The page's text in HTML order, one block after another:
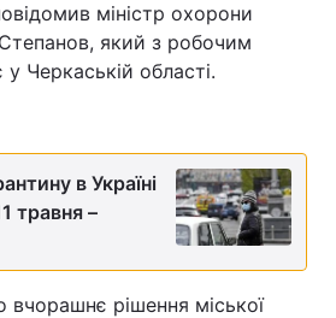
міністр охорони
який з робочим
Черкаській області.
в Україні
травня –
вчорашнє рішення міської